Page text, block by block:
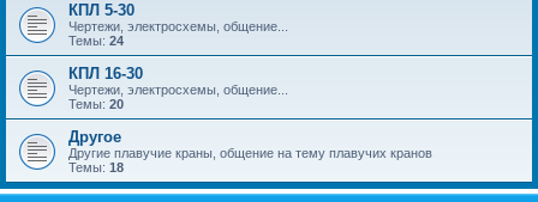
КПЛ 5-30
Чертежи, электросхемы, общение...
Темы: 24
КПЛ 16-30
Чертежи, электросхемы, общение...
Темы: 20
Другое
Другие плавучие краны, общение на тему плавучих кранов
Темы: 18